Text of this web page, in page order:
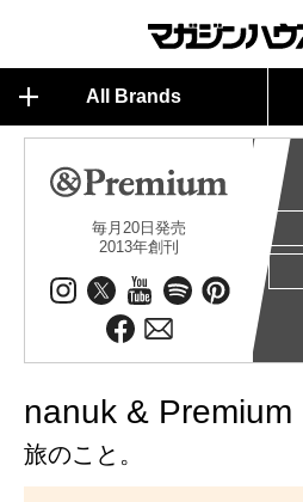
All Brands
毎月20日発売
2013年創刊
nanuk & Premium
旅のこと。